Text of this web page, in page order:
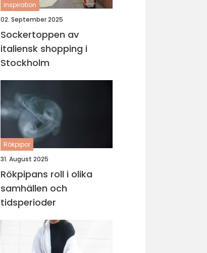
inspiration
02. September 2025
Sockertoppen av
italiensk shopping i
Stockholm
Rökpipor
31. August 2025
Rökpipans roll i olika
samhällen och
tidsperioder